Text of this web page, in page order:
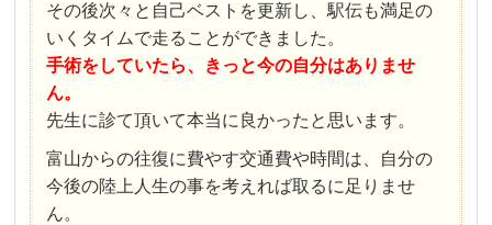
その後次々と自己ベストを更新し、駅伝も満足の
いくタイムで走ることができました。
手術をしていたら、きっと今の自分はありませ
ん。
先生に診て頂いて本当に良かったと思います。
富山からの往復に費やす交通費や時間は、自分の
今後の陸上人生の事を考えれば取るに足りませ
ん。